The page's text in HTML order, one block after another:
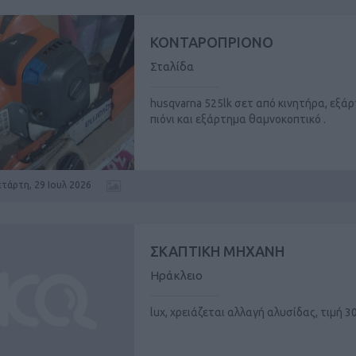
ΚΟΝΤΑΡΟΠΡΙΟΝΟ
Σταλίδα
husqvarna 525lk σετ από κινητήρα,
πιόνι και εξάρτημα θαμνοκοπτικό .
29 Ιουλ 2026
ΣΚΑΠΤΙΚΗ ΜΗΧΑΝΗ
Ηράκλειο
lux, χρειάζεται αλλαγή αλυσίδας, τιμή